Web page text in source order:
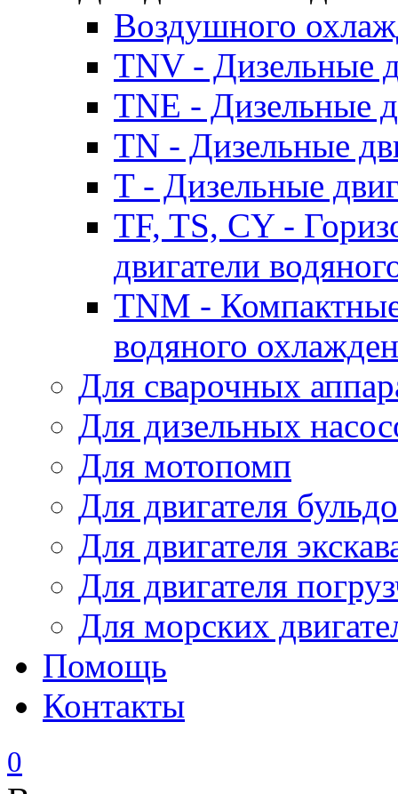
Воздушного
TNV - Дизельные
TNE - Дизельные
TN - Дизельные
T - Дизельные
TF, TS, CY -
двигатели
TNM -
водяного
Для сварочных
Для дизельных
Для мотопомп
Для двигателя
Для двигателя
Для двигателя
Для морских
Помощь
Контакты
0